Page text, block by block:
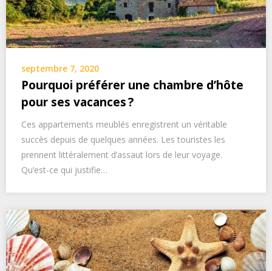
septembre 7, 2020
Pourquoi préférer une chambre d’hôte
pour ses vacances ?
Ces appartements meublés enregistrent un véritable
succès depuis de quelques années. Les touristes les
prennent littéralement d’assaut lors de leur voyage.
Qu’est-ce qui justifie…